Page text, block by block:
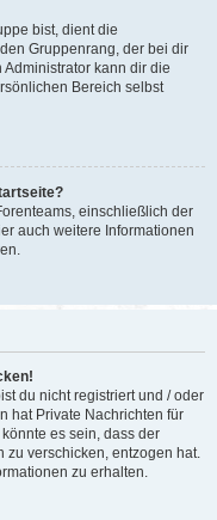
bist, dient die
Gruppenrang, der bei dir
kann dir die
Bereich selbst
einschließlich der
auch weitere Informationen
du nicht registriert und / oder
hat Private Nachrichten für
es sein, dass der
zu verschicken, entzogen hat.
zu erhalten.